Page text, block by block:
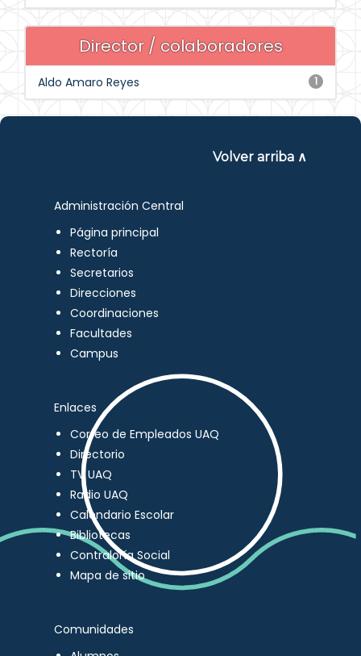
Director / colaboradores
1
Aldo Amaro Reyes
Volver arriba ∧
Administración Central
Página principal
Rectoría
Secretarios
Direcciones
Coordinaciones
Facultades
Campus
Enlaces
Correo de Empleados UAQ
Directorio
TV UAQ
Radio UAQ
Calendario Escolar
Bibliotecas
Contraloría Social
Mapa de sitio
Comunidades